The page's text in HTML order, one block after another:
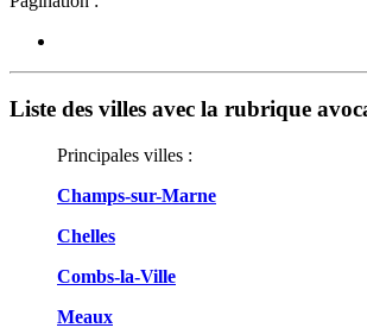
Liste des villes avec la rubrique
Principales villes :
Champs-sur-Marne
Chelles
Combs-la-Ville
Meaux